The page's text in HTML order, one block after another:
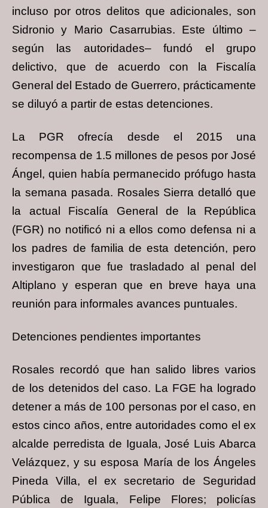
incluso por otros delitos que adicionales, son
Sidronio y Mario Casarrubias. Este último –
según las autoridades– fundó el grupo
delictivo, que de acuerdo con la Fiscalía
General del Estado de Guerrero, prácticamente
se diluyó a partir de estas detenciones.
La PGR ofrecía desde el 2015 una
recompensa de 1.5 millones de pesos por José
Ángel, quien había permanecido prófugo hasta
la semana pasada. Rosales Sierra detalló que
la actual Fiscalía General de la República
(FGR) no notificó ni a ellos como defensa ni a
los padres de familia de esta detención, pero
investigaron que fue trasladado al penal del
Altiplano y esperan que en breve haya una
reunión para informales avances puntuales.
Detenciones pendientes importantes
Rosales recordó que han salido libres varios
de los detenidos del caso. La FGE ha logrado
detener a más de 100 personas por el caso, en
estos cinco años, entre autoridades como el ex
alcalde perredista de Iguala, José Luis Abarca
Velázquez, y su esposa María de los Ángeles
Pineda Villa, el ex secretario de Seguridad
Pública de Iguala, Felipe Flores; policías